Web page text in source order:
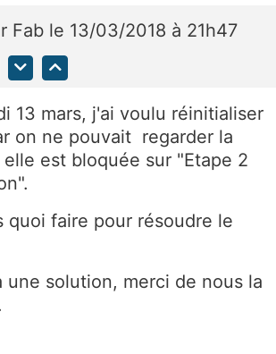
Fab le 13/03/2018 à 21h47
13 mars, j'ai voulu réinitialiser
on ne pouvait regarder la
est bloquée sur "Etape 2
quoi faire pour résoudre le
une solution, merci de nous la